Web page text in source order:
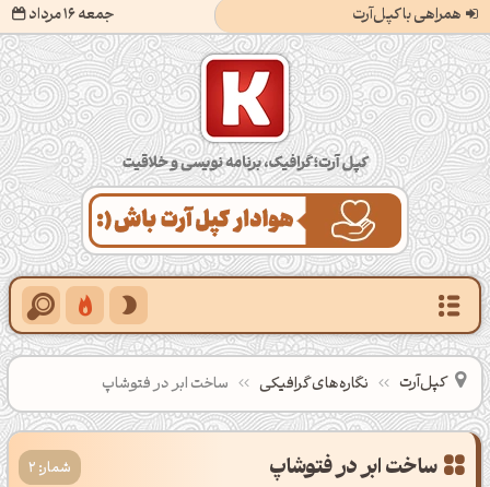
همراهی با کپل‌آرت جمعه 16 مرداد
کپل‌آرت؛ گرافیک، برنامه‌نویسی و خلاقیت
کپل‌آرت نگاره‌های گرافیکی ساخت ابر در فتوشاپ
ساخت ابر در فتوشاپ شمار: 2